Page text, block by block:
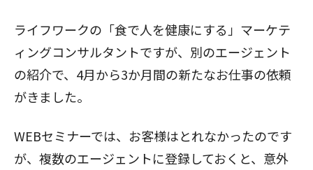
ライフワークの「食で人を健康にする」マーケテ
ィングコンサルタントですが、別のエージェント
の紹介で、4月から3か月間の新たなお仕事の依頼
がきました。
WEBセミナーでは、お客様はとれなかったのです
が、複数のエージェントに登録しておくと、意外